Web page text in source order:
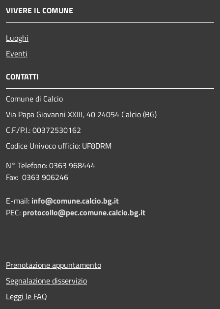
VIVERE IL COMUNE
Luoghi
Eventi
CONTATTI
Comune di Calcio
Via Papa Giovanni XXIII, 40 24054 Calcio (BG)
C.F./P.I.: 00372530162
Codice Univoco ufficio: UF8DRM
N° Telefono: 0363 968444
Fax: 0363 906246
E-mail: info@comune.calcio.bg.it
PEC: protocollo@pec.comune.calcio.bg.it
Prenotazione appuntamento
Segnalazione disservizio
Leggi le FAQ